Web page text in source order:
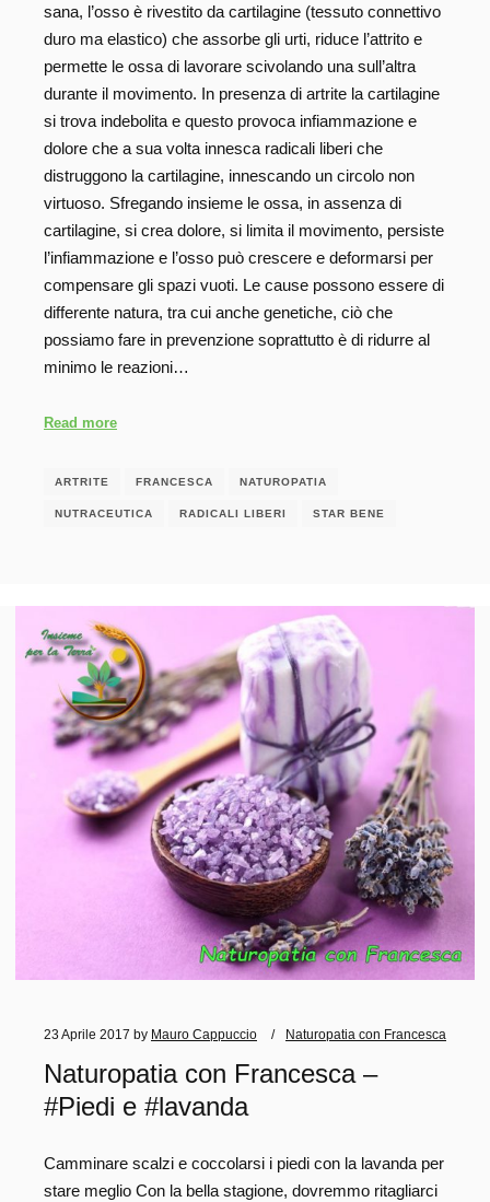
sana, l’osso è rivestito da cartilagine (tessuto connettivo
duro ma elastico) che assorbe gli urti, riduce l’attrito e
permette le ossa di lavorare scivolando una sull’altra
durante il movimento. In presenza di artrite la cartilagine
si trova indebolita e questo provoca infiammazione e
dolore che a sua volta innesca radicali liberi che
distruggono la cartilagine, innescando un circolo non
virtuoso. Sfregando insieme le ossa, in assenza di
cartilagine, si crea dolore, si limita il movimento, persiste
l’infiammazione e l’osso può crescere e deformarsi per
compensare gli spazi vuoti. Le cause possono essere di
differente natura, tra cui anche genetiche, ciò che
possiamo fare in prevenzione soprattutto è di ridurre al
minimo le reazioni…
Read more
ARTRITE FRANCESCA NATUROPATIA
NUTRACEUTICA RADICALI LIBERI STAR BENE
23 Aprile 2017 by Mauro Cappuccio Naturopatia con Francesca
Naturopatia con Francesca –
#Piedi e #lavanda
Camminare scalzi e coccolarsi i piedi con la lavanda per
stare meglio Con la bella stagione, dovremmo ritagliarci